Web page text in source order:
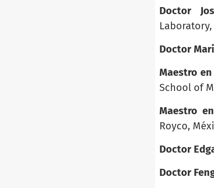
Doctor
Doctor
Maestro
School of
Maestro
Royco,
Doctor
Doctor